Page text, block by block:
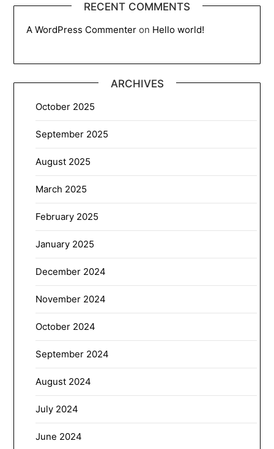
RECENT COMMENTS
A WordPress Commenter on Hello world!
ARCHIVES
October 2025
September 2025
August 2025
March 2025
February 2025
January 2025
December 2024
November 2024
October 2024
September 2024
August 2024
July 2024
June 2024